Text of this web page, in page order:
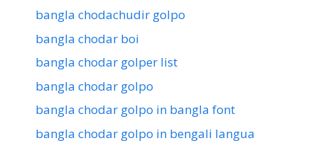
bangla chodachudir golpo
bangla chodar boi
bangla chodar golper list
bangla chodar golpo
bangla chodar golpo in bangla font
bangla chodar golpo in bengali langua